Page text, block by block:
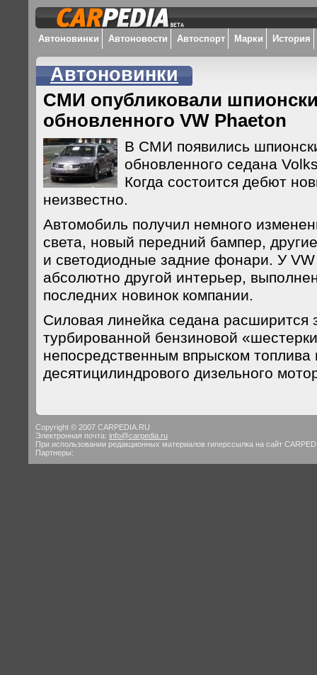
Автоновинки Автоновости Автоспорт Марки История
Автоновинки
СМИ опубликовали
обновленного VW Phaeton
В СМИ появились
обновленного седана
Когда состоится дебют
неизвестно.
Автомобиль получил немного
света, новый передний бампер,
и светодиодные задние фонари. У
абсолютно другой интерьер,
последних новинок компании.
Силовая линейка седана расширится
турбированной бензиновой
непосредственным впрыском
десятицилиндрового дизельного
Copyright © 2007 CARPEDIA.RU
Электронная почта: info@carpedia.ru
При использовании редакционных материалов гиперссылка на сайт
Партнеры: